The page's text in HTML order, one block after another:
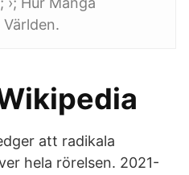
att radikala
hela rörelsen. 2021-